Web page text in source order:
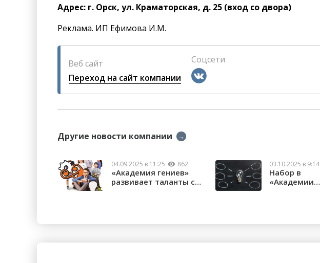
Адрес: г. Орск, ул. Краматорская, д. 25 (вход со двора)
Реклама. ИП Ефимова И.М.
Веб сайт
Переход на сайт компании
Соцсети
Другие новости компании →
04.09.2025 в 11:25 862
«Академия гениев»
развивает таланты с
03.10.2025 в 9:14
Набор в
«Академии